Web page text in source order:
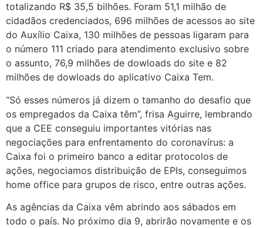
totalizando R$ 35,5 bilhões. Foram 51,1 milhão de
cidadãos credenciados, 696 milhões de acessos ao site
do Auxílio Caixa, 130 milhões de pessoas ligaram para
o número 111 criado para atendimento exclusivo sobre
o assunto, 76,9 milhões de dowloads do site e 82
milhões de dowloads do aplicativo Caixa Tem.
“Só esses números já dizem o tamanho do desafio que
os empregados da Caixa têm”, frisa Aguirre, lembrando
que a CEE conseguiu importantes vitórias nas
negociações para enfrentamento do coronavírus: a
Caixa foi o primeiro banco a editar protocolos de
ações, negociamos distribuição de EPIs, conseguimos
home office para grupos de risco, entre outras ações.
As agências da Caixa vêm abrindo aos sábados em
todo o país. No próximo dia 9, abrirão novamente e os